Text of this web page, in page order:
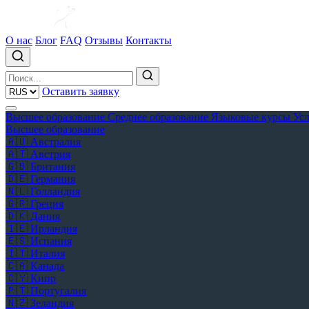
О нас Блог FAQ Отзывы Контакты
Оставить заявку
Высшее образование Среднее образование Языковые курсы
Высшее образование
🇦🇺 Австралия
🇦🇹 Австрия
🇬🇧 Британия
🇩🇪 Германия
🇳🇱 Голландия
🇬🇷 Греция
🇩🇰 Дания
🇮🇪 Ирландия
🇪🇸 Испания
🇮🇹 Италия
🇨🇦 Канада
🇨🇾 Кипр
🇵🇹 Португалия
🇳🇿 Зеландия